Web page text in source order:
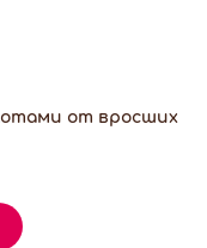
от вросших